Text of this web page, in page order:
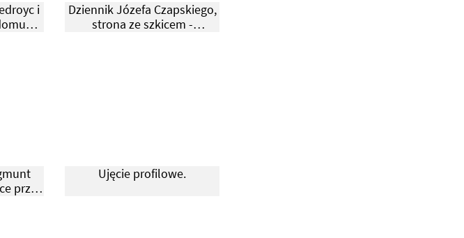
i
Dziennik Józefa Czapskiego,
strona ze szkicem -
przy
Ujęcie profilowe.